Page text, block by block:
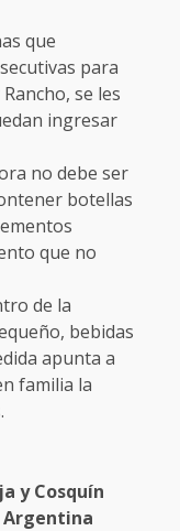
que
para
se les
ingresar
no debe ser
botellas
que no
de la
bebidas
apunta a
familia la
y Cosquín